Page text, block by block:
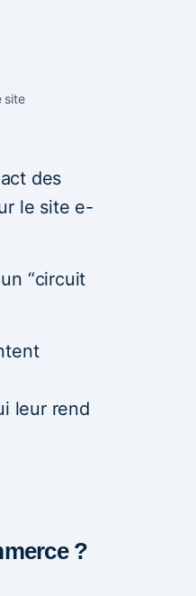
site
des
le site e-
“circuit
leur rend
?